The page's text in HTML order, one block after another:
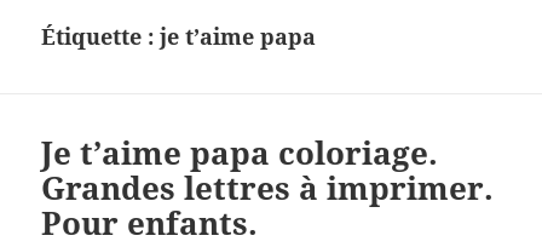
devinettes, pour enfants.
Étiquette :je t’aime papa
Je t’aime papa coloriage.
Grandes lettres à imprimer.
Pour enfants.